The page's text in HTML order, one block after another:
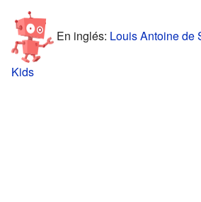
En inglés: Louis Antoine de
Kids